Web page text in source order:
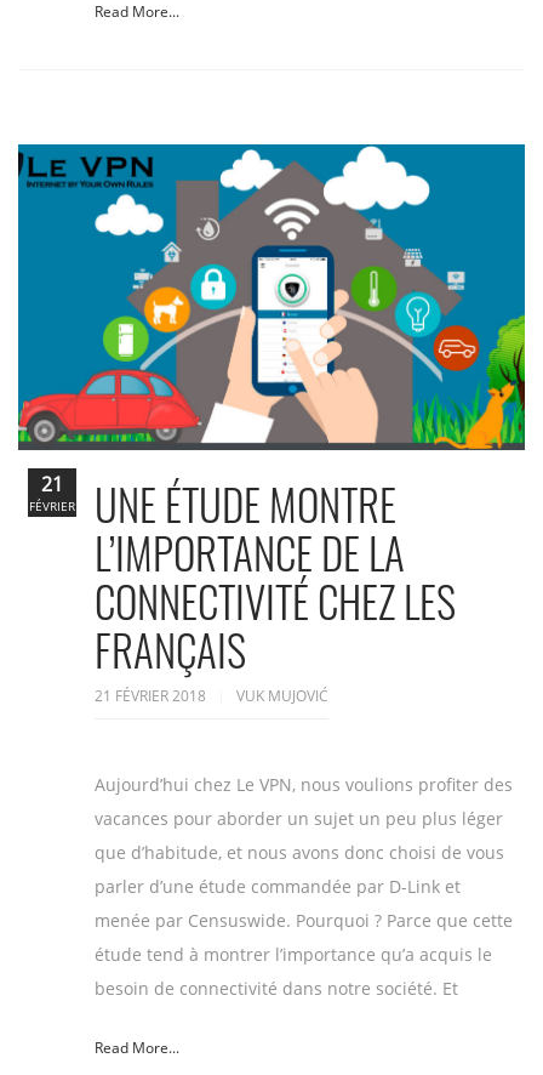
Read More...
UNE ÉTUDE MONTRE
L’IMPORTANCE DE LA
CONNECTIVITÉ CHEZ LES
FRANÇAIS
21 FÉVRIER 2018 VUK MUJOVIĆ
Aujourd’hui chez Le VPN, nous voulions profiter des
vacances pour aborder un sujet un peu plus léger
que d’habitude, et nous avons donc choisi de vous
parler d’une étude commandée par D-Link et
menée par Censuswide. Pourquoi ? Parce que cette
étude tend à montrer l’importance qu’a acquis le
besoin de connectivité dans notre société. Et
Read More...
21
FÉVRIER